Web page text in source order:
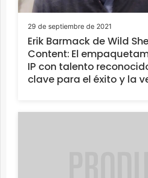
29 de septiembre de 2021
Erik Barmack de Wild
Content: El
IP con talento
clave para el éxito y la